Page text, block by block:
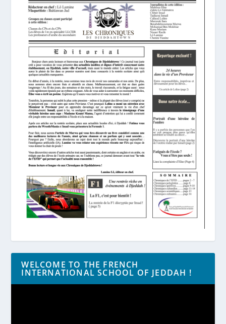
WELCOME TO THE FRENCH
INTERNATIONAL SCHOOL OF JEDDAH !